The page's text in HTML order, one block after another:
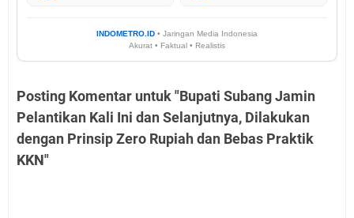
INDOMETRO.ID • Jaringan Media Indonesia
Akurat • Faktual • Realistis
Posting Komentar untuk "Bupati Subang Jamin
Pelantikan Kali Ini dan Selanjutnya, Dilakukan
dengan Prinsip Zero Rupiah dan Bebas Praktik
KKN"